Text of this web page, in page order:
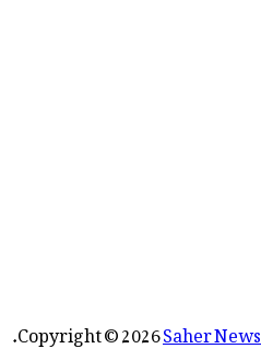
Copyright © 2026Saher News
.